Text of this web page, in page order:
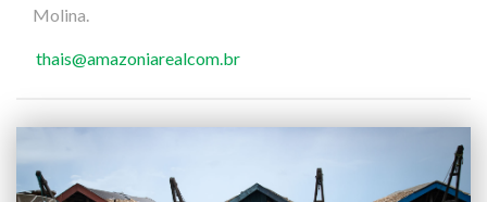
Molina.
thais@amazoniarealcom.br